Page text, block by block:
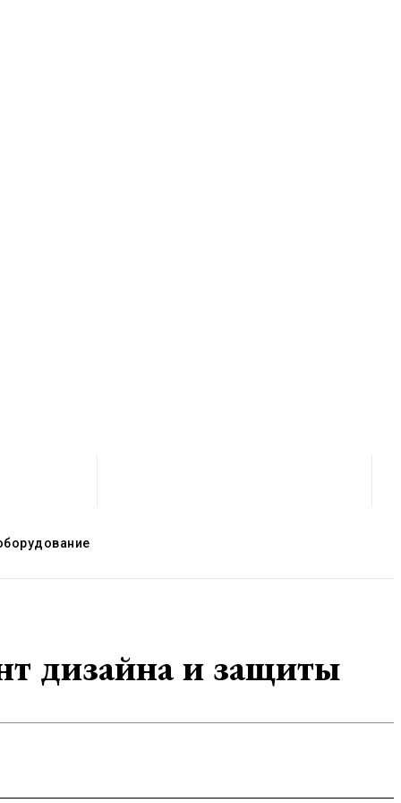
дизайна и защиты